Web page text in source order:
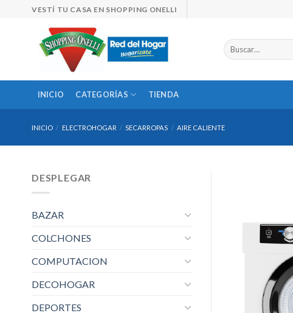
VESTÍ TU CASA EN SHOPPING ONELLI
Buscar
por:
INICIO CATEGORÍAS TIENDA
INICIO / ELECTROHOGAR / SECARROPAS / AIRE CALIENTE
DESPLEGAR
BAZAR
COLCHONES
COMPUTACION
DECOHOGAR
DEPORTES